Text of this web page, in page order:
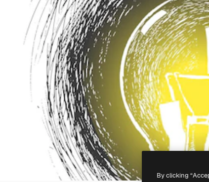
By clicking